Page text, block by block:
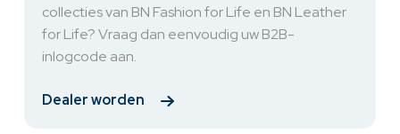
collecties van BN Fashion for Life en BN Leather
for Life? Vraag dan eenvoudig uw B2B-
inlogcode aan.
Dealer worden